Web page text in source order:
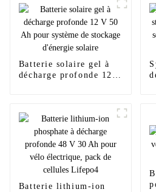
Batterie solaire gel à
décharge profonde 12 V
Batterie lithium-ion